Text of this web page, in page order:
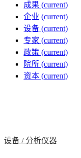
成果 (current)
企业 (current)
设备 (current)
专家 (current)
政策 (current)
院所 (current)
资本 (current)
设备 / 分析仪器